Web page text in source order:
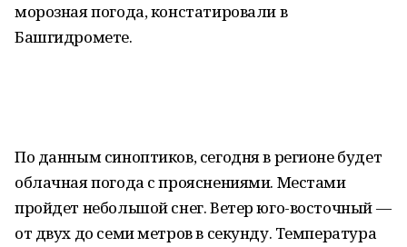
морозная погода, констатировали в
Башгидромете.
По данным синоптиков, сегодня в регионе будет
облачная погода с прояснениями. Местами
пройдет небольшой снег. Ветер юго-восточный —
от двух до семи метров в секунду. Температура